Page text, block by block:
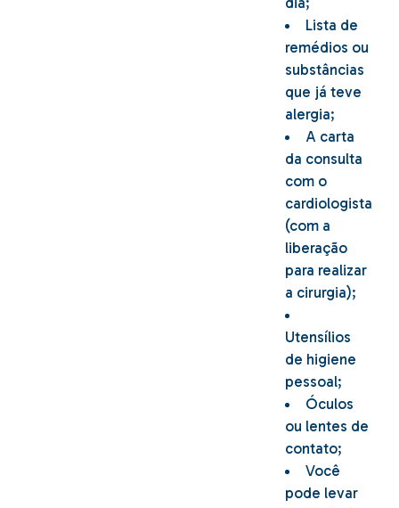
Lista de
remédios ou
substâncias
que já teve
alergia;
A carta
da consulta
com o
cardiologista
(com a
liberação
para realizar
a cirurgia);
Utensílios
de higiene
pessoal;
Óculos
ou lentes de
contato;
Você
pode levar